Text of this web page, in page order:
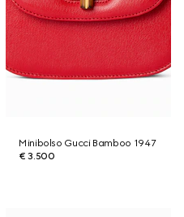
Minibolso Gucci Bamboo 1947
€ 3.500